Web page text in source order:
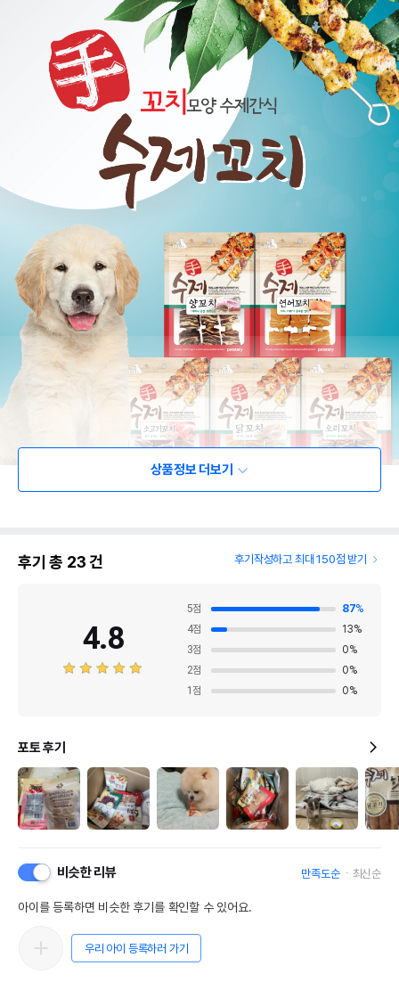
상품정보 더보기
후기 총 23건 후기작성하고 최대 150점 받기
4.8
5점 87%
4점 13%
3점 0%
2점 0%
1 점 0%
포토 후기
비슷한 리뷰 만족도순 최신순
아이를 등록하면 비슷한 후기를 확인할 수 있어요.
우리 아이 등록하러 가기